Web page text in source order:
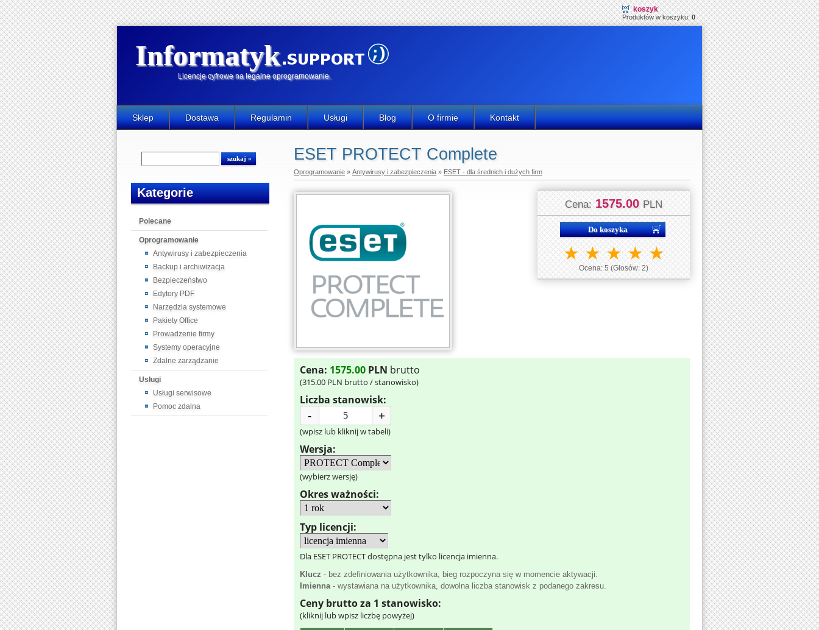
koszyk
Produktów w koszyku:0
Informatyk
Licencje cyfrowe na legalne oprogramowanie.
Sklep Dostawa Regulamin Usługi Blog O firmie Kontakt
Kategorie
Polecane
Oprogramowanie
Antywirusy i zabezpieczenia
Backup i archiwizacja
Bezpieczeństwo
Edytory PDF
Narzędzia systemowe
Pakiety Office
Prowadzenie firmy
Systemy operacyjne
Zdalne zarządzanie
Usługi
Usługi serwisowe
Pomoc zdalna
ESET PROTECT Complete
Oprogramowanie » Antywirusy i zabezpieczenia » ESET - dla średnich i dużych firm
Cena: 1575.00 PLN
★ ★ ★ ★ ★
Ocena:5 (Głosów:2)
Cena: 1575.00 PLN brutto
(315.00 PLN brutto / stanowisko)
Liczba stanowisk:
- +
(wpisz lub kliknij w tabeli)
Wersja:
(wybierz wersję)
Okres ważności:
Typ licencji:
Dla ESET PROTECT dostępna jest tylko licencja imienna.
Klucz - bez zdefiniowania użytkownika, bieg rozpoczyna się w momencie aktywacji.
Imienna- wystawiana na użytkownika, dowolna liczba stanowisk z podanego zakresu.
Ceny brutto za 1 stanowisko:
(kliknij lub wpisz liczbę powyżej)